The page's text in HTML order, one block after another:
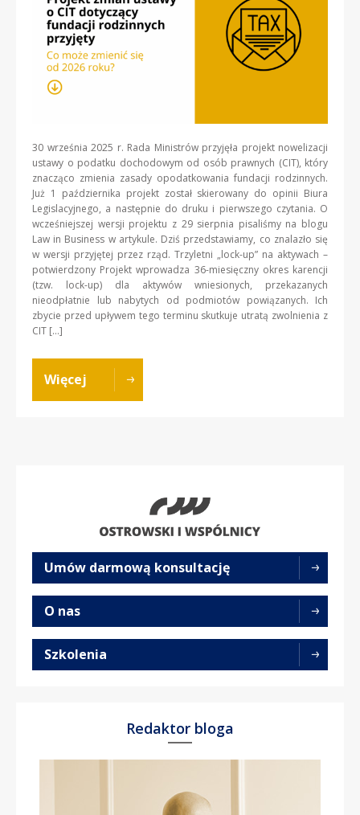
30 września 2025 r. Rada Ministrów przyjęła projekt nowelizacji
ustawy o podatku dochodowym od osób prawnych (CIT), który
znacząco zmienia zasady opodatkowania fundacji rodzinnych.
Już 1 października projekt został skierowany do opinii Biura
Legislacyjnego, a następnie do druku i pierwszego czytania. O
wcześniejszej wersji projektu z 29 sierpnia pisaliśmy na blogu
Law in Business w artykule. Dziś przedstawiamy, co znalazło się
w wersji przyjętej przez rząd. Trzyletni „lock-up” na aktywach –
potwierdzony Projekt wprowadza 36-miesięczny okres karencji
(tzw. lock-up) dla aktywów wniesionych, przekazanych
nieodpłatnie lub nabytych od podmiotów powiązanych. Ich
zbycie przed upływem tego terminu skutkuje utratą zwolnienia z
CIT […]
Więcej
Umów darmową konsultację
O nas
Szkolenia
Redaktor bloga